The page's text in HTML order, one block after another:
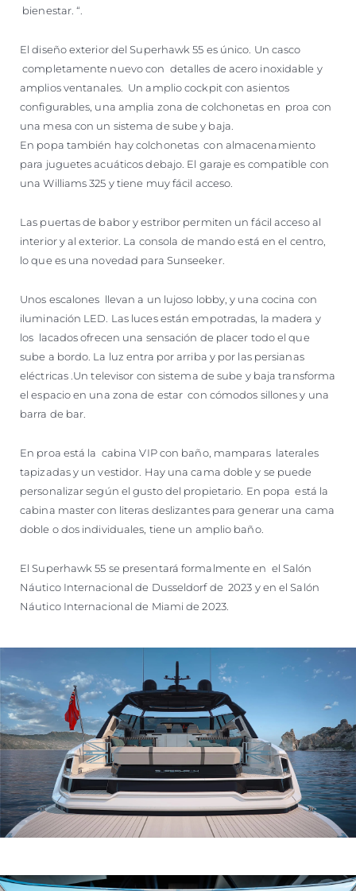
bienestar. “.
El diseño exterior del Superhawk 55 es único. Un casco
completamente nuevo con detalles de acero inoxidable y
amplios ventanales. Un amplio cockpit con asientos
configurables, una amplia zona de colchonetas en proa con
una mesa con un sistema de sube y baja.
En popa también hay colchonetas con almacenamiento
para juguetes acuáticos debajo. El garaje es compatible con
una Williams 325 y tiene muy fácil acceso.
Las puertas de babor y estribor permiten un fácil acceso al
interior y al exterior. La consola de mando está en el centro,
lo que es una novedad para Sunseeker.
Unos escalones llevan a un lujoso lobby, y una cocina con
iluminación LED. Las luces están empotradas, la madera y
los lacados ofrecen una sensación de placer todo el que
sube a bordo. La luz entra por arriba y por las persianas
eléctricas .Un televisor con sistema de sube y baja transforma
el espacio en una zona de estar con cómodos sillones y una
barra de bar.
En proa está la cabina VIP con baño, mamparas laterales
tapizadas y un vestidor. Hay una cama doble y se puede
personalizar según el gusto del propietario. En popa está la
cabina master con literas deslizantes para generar una cama
doble o dos individuales, tiene un amplio baño.
El Superhawk 55 se presentará formalmente en el Salón
Náutico Internacional de Dusseldorf de 2023 y en el Salón
Náutico Internacional de Miami de 2023.